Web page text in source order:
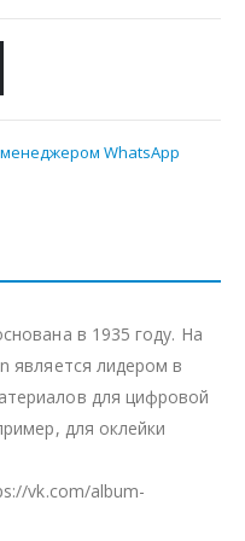
WhatsApp
в 1935 году. На
является лидером в
для цифровой
для оклейки
vk.com/album-